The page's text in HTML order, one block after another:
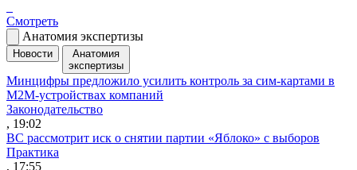
Смотреть
Анатомия экспертизы
Новости
Анатомия
экспертизы
Минцифры предложило усилить контроль за сим-картами в
M2M-устройствах компаний
Законодательство
, 19:02
ВС рассмотрит иск о снятии партии «Яблоко» с выборов
Практика
, 17:55